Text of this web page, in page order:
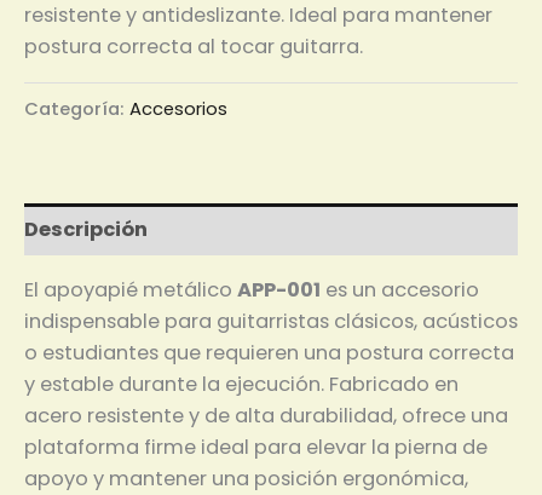
resistente y antideslizante. Ideal para mantener
postura correcta al tocar guitarra.
Categoría: Accesorios
Descripción
El apoyapié metálico APP-001 es un accesorio
indispensable para guitarristas clásicos, acústicos
o estudiantes que requieren una postura correcta
y estable durante la ejecución. Fabricado en
acero resistente y de alta durabilidad, ofrece una
plataforma firme ideal para elevar la pierna de
apoyo y mantener una posición ergonómica,